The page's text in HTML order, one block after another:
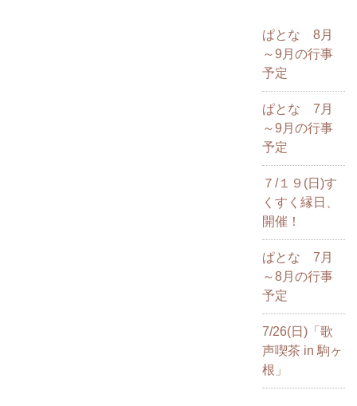
ぱとな 8月
～9月の行事
予定
ぱとな 7月
～9月の行事
予定
７/１９(日)す
くすく縁日、
開催！
ぱとな 7月
～8月の行事
予定
7/26(日)「歌
声喫茶 in 駒ヶ
根」